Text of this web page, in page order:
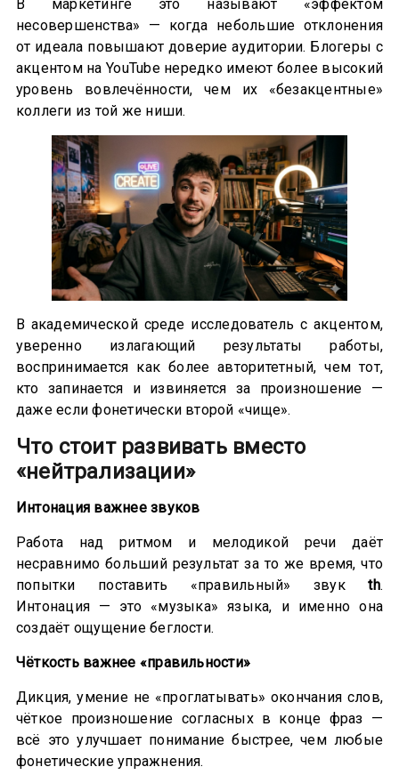
В маркетинге это называют «эффектом
несовершенства» — когда небольшие отклонения
от идеала повышают доверие аудитории. Блогеры с
акцентом на YouTube нередко имеют более высокий
уровень вовлечённости, чем их «безакцентные»
коллеги из той же ниши.
В академической среде исследователь с акцентом,
уверенно излагающий результаты работы,
воспринимается как более авторитетный, чем тот,
кто запинается и извиняется за произношение —
даже если фонетически второй «чище».
Что стоит развивать вместо
«нейтрализации»
Интонация важнее звуков
Работа над ритмом и мелодикой речи даёт
несравнимо больший результат за то же время, что
попытки поставить «правильный» звукth.
Интонация — это «музыка» языка, и именно она
создаёт ощущение беглости.
Чёткость важнее «правильности»
Дикция, умение не «проглатывать» окончания слов,
чёткое произношение согласных в конце фраз —
всё это улучшает понимание быстрее, чем любые
фонетические упражнения.